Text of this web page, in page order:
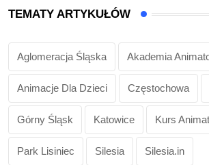
TEMATY ARTYKUŁÓW
Aglomeracja Śląska Akademia
Animacje Dla Dzieci Częstochowa
Górny Śląsk Katowice Kurs
Park Lisiniec Silesia Silesia.in